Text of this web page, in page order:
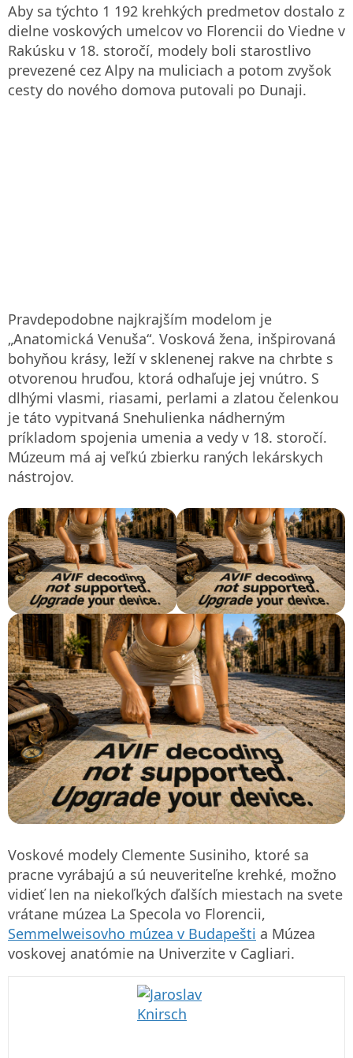
Aby sa týchto 1 192 krehkých predmetov dostalo z
dielne voskových umelcov vo Florencii do Viedne v
Rakúsku v 18. storočí, modely boli starostlivo
prevezené cez Alpy na muliciach a potom zvyšok
cesty do nového domova putovali po Dunaji.
Pravdepodobne najkrajším modelom je
„Anatomická Venuša“. Vosková žena, inšpirovaná
bohyňou krásy, leží v sklenenej rakve na chrbte s
otvorenou hruďou, ktorá odhaľuje jej vnútro. S
dlhými vlasmi, riasami, perlami a zlatou čelenkou
je táto vypitvaná Snehulienka nádherným
príkladom spojenia umenia a vedy v 18. storočí.
Múzeum má aj veľkú zbierku raných lekárskych
nástrojov.
Voskové modely Clemente Susiniho, ktoré sa
pracne vyrábajú a sú neuveriteľne krehké, možno
vidieť len na niekoľkých ďalších miestach na svete
vrátane múzea La Specola vo Florencii,
Semmelweisovho múzea v Budapešti a Múzea
voskovej anatómie na Univerzite v Cagliari.